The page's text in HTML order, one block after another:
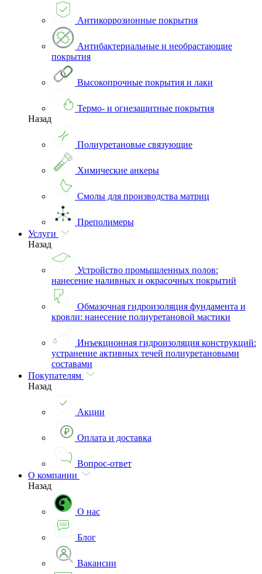
Антикоррозионные покрытия
Антибактериальные и необрастающие
покрытия
Высокопрочные покрытия и лаки
Термо- и огнезащитные покрытия
Назад
Полиуретановые связующие
Химические анкеры
Смолы для производства матриц
Преполимеры
Услуги
Назад
Устройство промышленных полов:
нанесение наливных и окрасочных покрытий
Обмазочная гидроизоляция фундамента и
кровли: нанесение полиуретановой мастики
Инъекционная гидроизоляция конструкций:
устранение активных течей полиуретановыми
составами
Покупателям
Назад
Акции
Оплата и доставка
Вопрос-ответ
О компании
Назад
О нас
Блог
Вакансии